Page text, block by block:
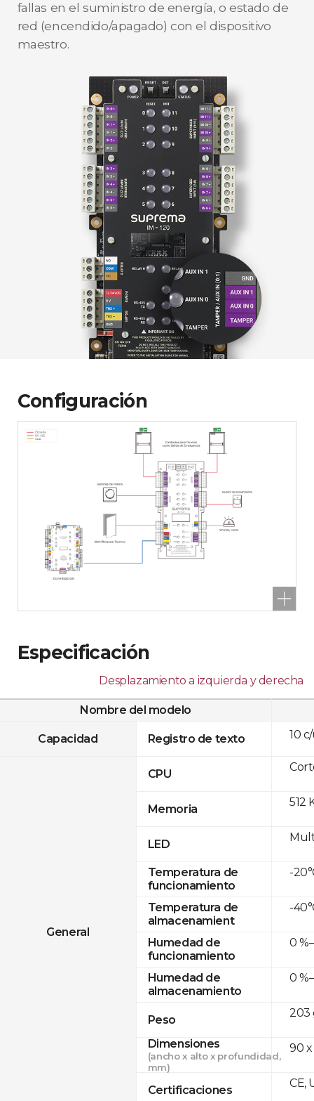
fallas en el suministro de energía, o estado de
red (encendido/apagado) con el dispositivo
maestro.
Configuración
Especificación
Desplazamiento a izquierda y derecha
Nombre del modelo
Capacidad Registro de texto
General
CPU
Memoria
LED
Temperatura de
funcionamiento
Temperatura de
almacenamient
Humedad de
funcionamiento
Humedad de
almacenamiento
Peso
Dimensiones
(ancho x alto x profundidad,
mm)
Certificaciones
10
512
-
-
0
0
203
90 x
CE,